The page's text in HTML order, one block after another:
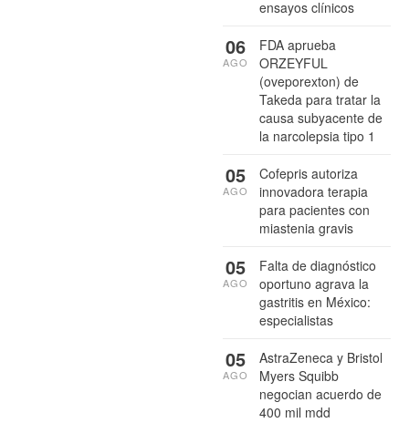
ensayos clínicos
FDA aprueba
ORZEYFUL
(oveporexton) de
Takeda para tratar la
causa subyacente de
la narcolepsia tipo 1
06
AGO
Cofepris autoriza
innovadora terapia
para pacientes con
miastenia gravis
05
AGO
Falta de diagnóstico
oportuno agrava la
gastritis en México:
especialistas
05
AGO
AstraZeneca y Bristol
Myers Squibb
negocian acuerdo de
400 mil mdd
05
AGO